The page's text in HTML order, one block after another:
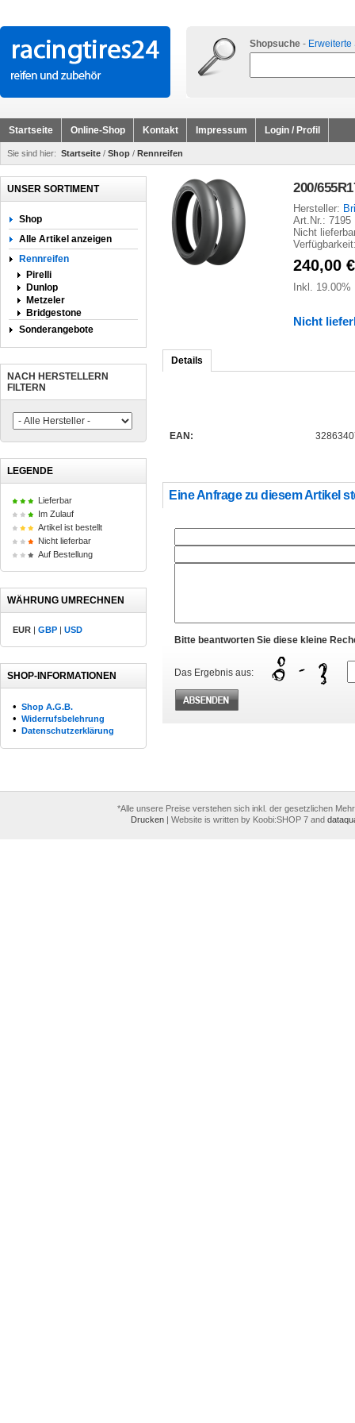
Shopsuche - Erweiterte
Startseite Online-Shop Kontakt Impressum Login / Profil
Sie sind hier: Startseite / Shop / Rennreifen
UNSER SORTIMENT
Shop
Alle Artikel anzeigen
Rennreifen
Pirelli
Dunlop
Metzeler
Bridgestone
Sonderangebote
NACH HERSTELLERN
FILTERN
LEGENDE
Lieferbar
Im Zulauf
Artikel ist bestellt
Nicht lieferbar
Auf Bestellung
WÄHRUNG UMRECHNEN
EUR | GBP | USD
SHOP-INFORMATIONEN
• Shop A.G.B.
• Widerrufsbelehrung
• Datenschutzerklärung
200/
Hersteller:
Art.Nr.: 7195
Nicht
240,00 €
Inkl.
Nicht
Details
EAN:
Eine Anfrage zu diesem Artikel
Bitte beantworten Sie diese kleine
Das Ergebnis aus:
*Alle unsere Preise verstehen sich inkl. der gesetzlichen
Drucken | Website is written by Koobi:SHOP 7 and